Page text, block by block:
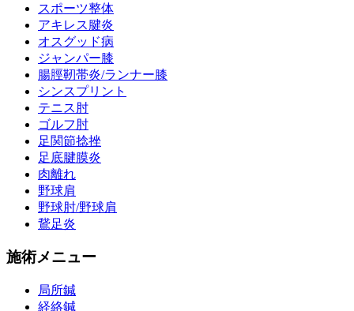
スポーツ整体
アキレス腱炎
オスグッド病
ジャンパー膝
腸脛靭帯炎/ランナー膝
シンスプリント
テニス肘
ゴルフ肘
足関節捻挫
足底腱膜炎
肉離れ
野球肩
野球肘/野球肩
鵞足炎
施術メニュー
局所鍼
経絡鍼